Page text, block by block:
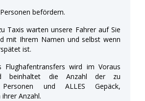
befördern.
Taxis warten unsere Fahrer auf Sie
mit Ihrem Namen und selbst wenn
ist.
Flughafentransfers wird im Voraus
beinhaltet die Anzahl der zu
Personen und ALLES Gepäck,
Anzahl.